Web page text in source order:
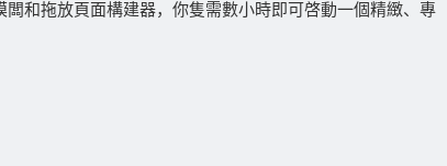
和拖放頁面構建器，你隻需數小時即可啓動一個精緻、專